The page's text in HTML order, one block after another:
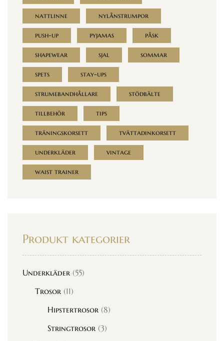
nattlinne nylånstrumpor
push-up pyjamas påsk
shapewear sjal sommar
spets stay-ups
strumebandhållare stödbälte
tillbehör tips
träningskorsett tvättadinkorsett
underkläder vintage
waist trainer
Produkt kategorier
Underkläder (55)
Trosor (11)
Hipstertrosor (8)
Stringtrosor (3)